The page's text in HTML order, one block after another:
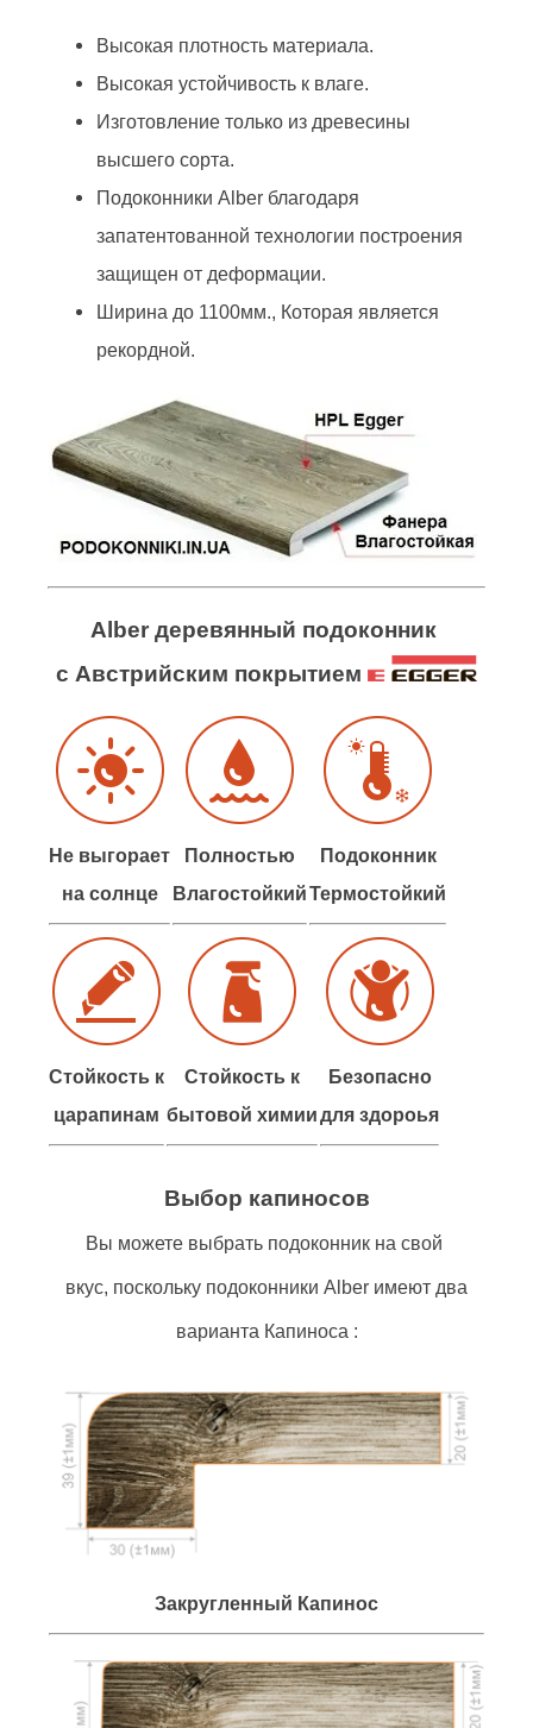
Высокая плотность материала.
Высокая устойчивость к влаге.
Изготовление только из древесины
высшего сорта.
Подоконники Alber благодаря
запатентованной технологии построения
защищен от деформации.
Ширина до 1100мм., Которая является
рекордной.
Alber деревянный подоконник
с Австрийским покрытием
Не выгорает
на солнце
Полностью
Влагостойкий
Подоконник
Термостойкий
Стойкость к
царапинам
Стойкость к
бытовой химии
Безопасно
для здороья
Выбор капиносов
Вы можете выбрать подоконник на свой ​​
вкус, поскольку подоконники Alber имеют два
варианта Капиноса :
Закругленный Капинос